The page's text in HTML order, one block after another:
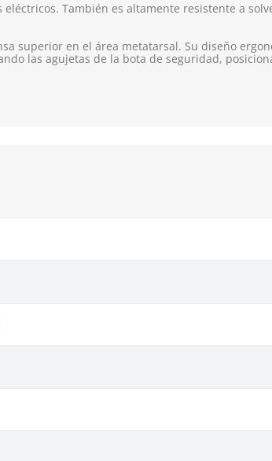
También es altamente resistente a
superior en el área metatarsal. Su diseño
las agujetas de la bota de seguridad,